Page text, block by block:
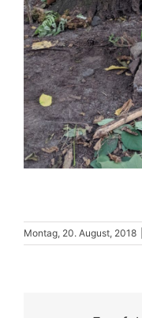
Montag, 20. August, 2018